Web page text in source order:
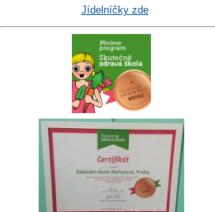
Jídelníčky zde